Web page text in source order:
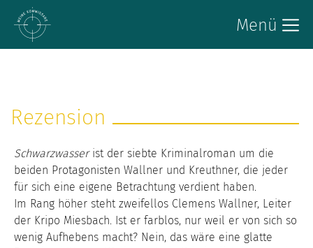
Menü
Rezension
Schwarzwasser ist der siebte Kriminalroman um die
beiden Protagonisten Wallner und Kreuthner, die jeder
für sich eine eigene Betrachtung verdient haben.
Im Rang höher steht zweifellos Clemens Wallner, Leiter
der Kripo Miesbach. Ist er farblos, nur weil er von sich so
wenig Aufhebens macht? Nein, das wäre eine glatte